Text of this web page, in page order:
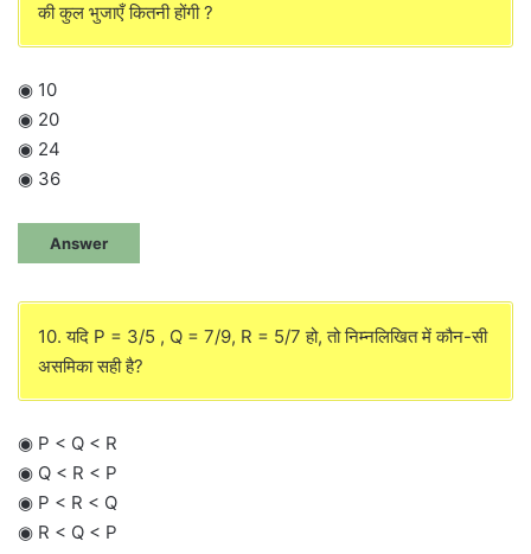
की कुल भुजाएँ कितनी होंगी ?
◉ 10
◉ 20
◉ 24
◉ 36
Answer
10. यदि P = 3/5 , Q = 7/9, R = 5/7 हो, तो निम्नलिखित में कौन-सी
असमिका सही है?
◉ P < Q < R
◉ Q < R < P
◉ P < R < Q
◉ R < Q < P